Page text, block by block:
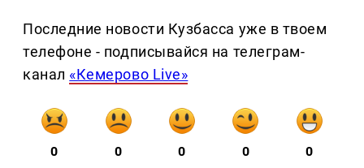
Последние новости Кузбасса уже в твоем
телефоне - подписывайся на телеграм-
канал «Кемерово Live»
0 0 0 0 0